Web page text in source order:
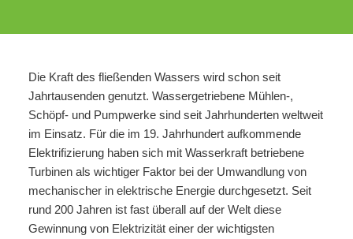
Die Kraft des fließenden Wassers wird schon seit
Jahrtausenden genutzt. Wassergetriebene Mühlen-,
Schöpf- und Pumpwerke sind seit Jahrhunderten weltweit
im Einsatz. Für die im 19. Jahrhundert aufkommende
Elektrifizierung haben sich mit Wasserkraft betriebene
Turbinen als wichtiger Faktor bei der Umwandlung von
mechanischer in elektrische Energie durchgesetzt. Seit
rund 200 Jahren ist fast überall auf der Welt diese
Gewinnung von Elektrizität einer der wichtigsten